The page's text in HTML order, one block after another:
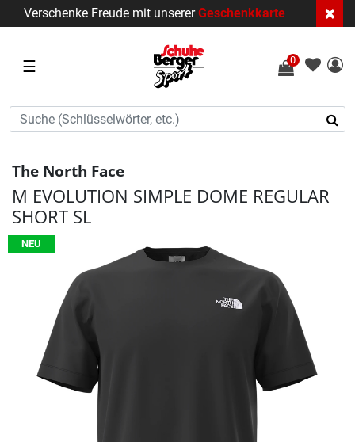
Verschenke Freude mit unsererGeschenkkarte ×
☰ 0
The North Face
M EVOLUTION SIMPLE DOME REGULAR
SHORT SL
NEU